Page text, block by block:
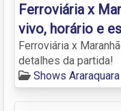
Ferroviária x
vivo, horário e
Ferroviária x
detalhes da partida!
Shows Araraquara